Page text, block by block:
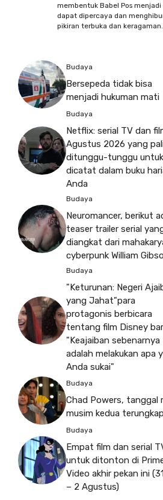
membentuk Babel Pos
dapat dipercaya dan
pikiran terbuka dan keragaman.
Budaya
Bersepeda tidak bisa
menjadi hukuman mati
Budaya
Netflix: serial TV dan
Agustus 2026 yang
ditunggu-tunggu untuk
dicatat dalam buku
Anda
Budaya
Neuromancer, berikut
teaser trailer serial
diangkat dari
cyberpunk William
Budaya
"Keturunan: Negeri
yang Jahat"para
protagonis berbicara
tentang film Disney
"Keajaiban sebenarnya
adalah melakukan apa
Anda sukai"
Budaya
Chad Powers, tanggal
musim kedua terungkap
Budaya
Empat film dan serial
untuk ditonton di
Video akhir pekan ini
– 2 Agustus)